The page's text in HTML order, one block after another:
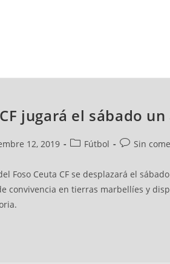
jugará el sábado
12, 2019 Fútbol Sin
Foso Ceuta CF se desplazará el
convivencia en tierras marbellíes y